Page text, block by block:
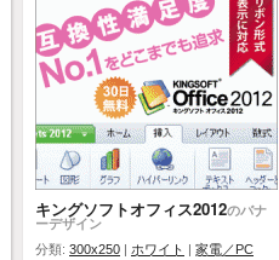
キングソフトオフィス2012のバナ
ーデザイン
分類: 300x250 | ホワイト | 家電／PC